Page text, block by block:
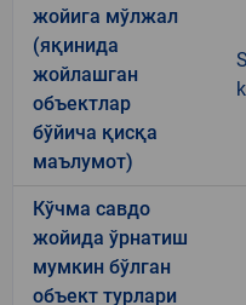
жойига мўлжал
(яқинида
жойлашган
объектлар
бўйича қисқа
маълумот)
Кўчма савдо
жойида ўрнатиш
мумкин бўлган
объект турлари